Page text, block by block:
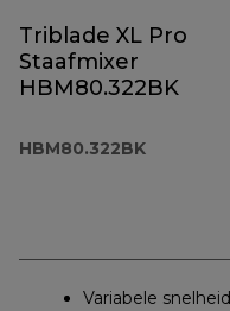
Triblade XL Pro
Staafmixer
HBM80.322BK
HBM80.322BK
Variabele snelheid